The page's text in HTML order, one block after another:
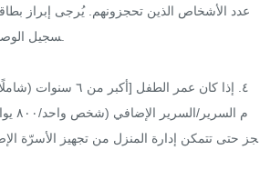
عدد الأشخاص الذين تحجزونهم. يُرجى إبراز
سجيل
٤. إذا كان عمر الطفل
م